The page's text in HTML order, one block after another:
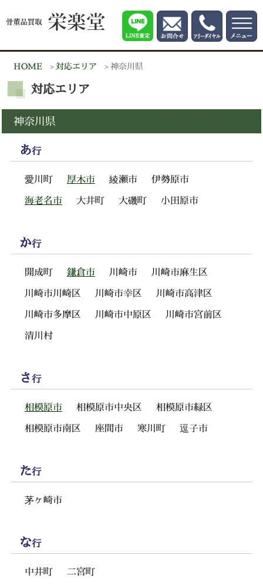
HOME 対応エリア 神奈川県
対応エリア
神奈川県
あ行
愛川町 厚木市 綾瀬市
伊勢原市
海老名市
大井町 大磯町 小田原市
か行
開成町 鎌倉市 川崎市
川崎市麻生区
川崎市川崎区
川崎市幸区
川崎市高津区
川崎市多摩区
川崎市中原区
川崎市宮前区
清川村
さ行
相模原市 相模原市中央区
相模原市緑区
相模原市南区
座間市 寒川町 逗子市
た行
茅ヶ崎市
な行
中井町 二宮町